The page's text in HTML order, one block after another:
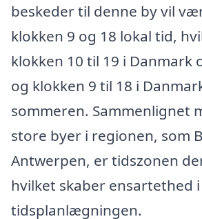
beskeder til denne by vil
klokken 9 og 18 lokal tid,
klokken 10 til 19 i Danmark
og klokken 9 til 18 i
sommeren. Sammenlignet
store byer i regionen, som
Antwerpen, er tidszonen
hvilket skaber ensartethed i
tidsplanlægningen.